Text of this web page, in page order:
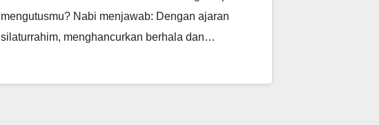
mengutusmu? Nabi menjawab: Dengan ajaran
silaturrahim, menghancurkan berhala dan…